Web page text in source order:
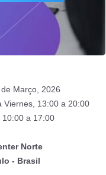
Março, 2026
Viernes, 13:00 a 20:00
10:00 a 17:00
Norte
- Brasil